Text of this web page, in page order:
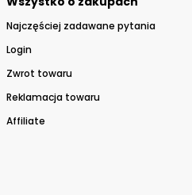
Najczęściej zadawane pytania
Login
Zwrot towaru
Reklamacja towaru
Affiliate